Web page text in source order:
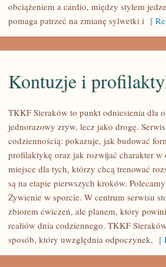
obciążeniem a cardio, między stylem
pomaga patrzeć na zmianę sylwetki i [
KONTUZJE
PROFILAKTYKA
Kontuzje i
TKKF Sieraków to punkt odniesienia dla
jednorazowy zryw, lecz jako drogę.
codziennością: pokazuje, jak budować
profilaktykę oraz jak rozwijać charakter w
miejsce dla tych, którzy chcą trenować
są na etapie pierwszych kroków.
Żywienie w sporcie. W centrum serwisu
zbiorem ćwiczeń, ale planem, który
realiów dnia codziennego. TKKF
sposób, który uwzględnia odpoczynek, [